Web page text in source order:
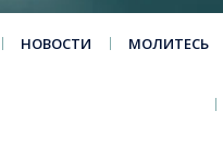
НОВОСТИ МОЛИТЕСЬ